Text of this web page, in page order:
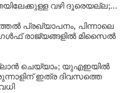
വഴി ദൂരെയല്ല;
കുതിച്ചുയരും!
പ്രഖ്യാപനം, പിന്നാലെ
ഗൾഫ് രാജ്യങ്ങളിൽ മിസൈൽ
ചെയ്യാം; യുഎഇയിൽ
ഇത്ര ദിവസത്തെ